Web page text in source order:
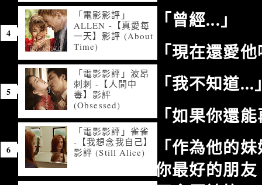
「曾經...」
「現在還愛
「我不知道...
「如果你還
「作為他的
你最好的朋
「電影影評」
ALLEN -【真愛每
一天】影評 (About
Time)
「電影影評」波昂
刺刺 -【人間中
毒】影評
(Obsessed)
「電影影評」雀雀
-【我想念我自己】
影評 (Still Alice)